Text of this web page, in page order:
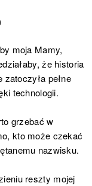
moja Mamy,
że historia
pełne
technologii.
grzebać w
kto może czekać
nazwisku.
reszty mojej